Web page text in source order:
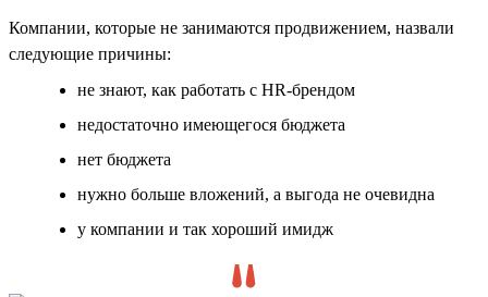
Компании, которые не занимаются продвижением, назвали
следующие причины:
не знают, как работать с HR-брендом
недостаточно имеющегося бюджета
нет бюджета
нужно больше вложений, а выгода не очевидна
у компании и так хороший имидж